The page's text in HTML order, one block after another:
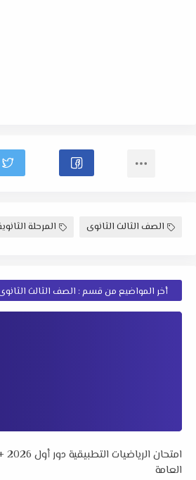
الصف الثالث الثانوى المرحلة
أخر المواضيع من قسم : الصف الثالث
العامة